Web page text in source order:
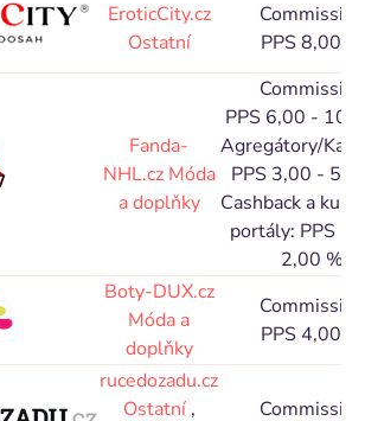
EroticCity.cz
Ostatní
Commission
PPS 8,00 %
Fanda-
NHL.cz Móda
a doplňky
Commission
PPS 6,00 -
Agregátory/
PPS 3,00 -
Cashback a
portály: PPS
2,00 %
Boty-DUX.cz
Móda a
doplňky
Commission
PPS 4,00 %
rucedozadu.cz
Ostatní , Commission